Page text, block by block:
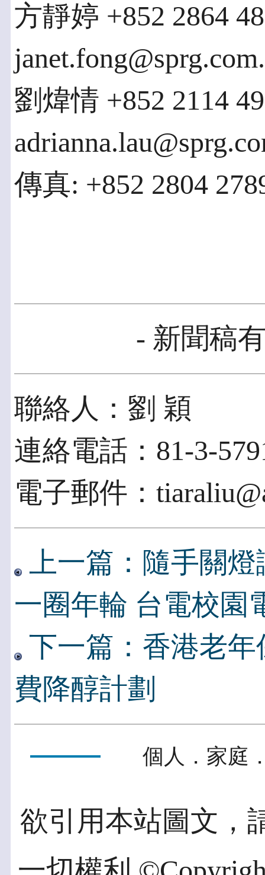
方靜婷 +852 2864
劉煒情 +852 2114
傳真: +852 2804
- 新聞稿
聯絡人：劉 穎
連絡電話：81-3-
電子郵件：
上一篇：隨手關
一圈年輪 台電校園
下一篇：香港老
費降醇計劃
個人．家庭
欲引用本站圖文，